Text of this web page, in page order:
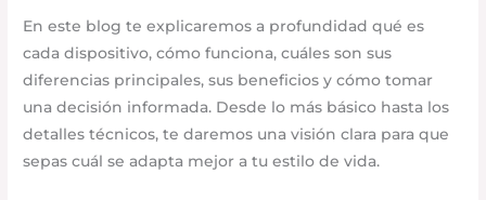
En este blog te explicaremos a profundidad qué es
cada dispositivo, cómo funciona, cuáles son sus
diferencias principales, sus beneficios y cómo tomar
una decisión informada. Desde lo más básico hasta los
detalles técnicos, te daremos una visión clara para que
sepas cuál se adapta mejor a tu estilo de vida.